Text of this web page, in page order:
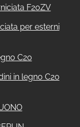
F20ZV
per esterni
C20
in legno C20